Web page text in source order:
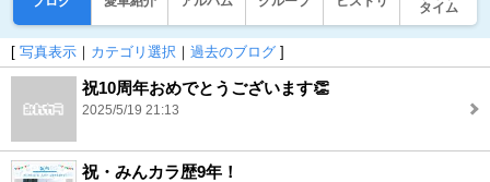
タイム
[ 写真表示 ｜ カテゴリ選択 ｜ 過去のブログ ]
祝10周年おめでとうございます👏
2025/5/19 21:13
祝・みんカラ歴9年！